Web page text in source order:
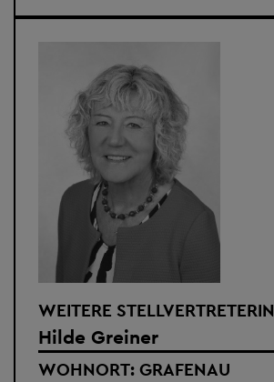
WEITERE STELLVERTRETERIN
Hilde Greiner
WOHNORT: GRAFENAU